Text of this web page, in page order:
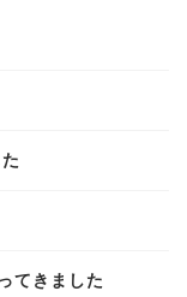
てきました